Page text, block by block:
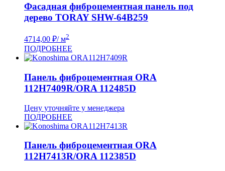
Фасадная фиброцементная панель под
дерево TORAY SHW-64B259
4714,00 ₽/ м2
ПОДРОБНЕЕ
Панель фиброцементная ORA
112H7409R/ORA 112485D
Цену уточняйте у менеджера
ПОДРОБНЕЕ
Панель фиброцементная ORA
112H7413R/ORA 112385D